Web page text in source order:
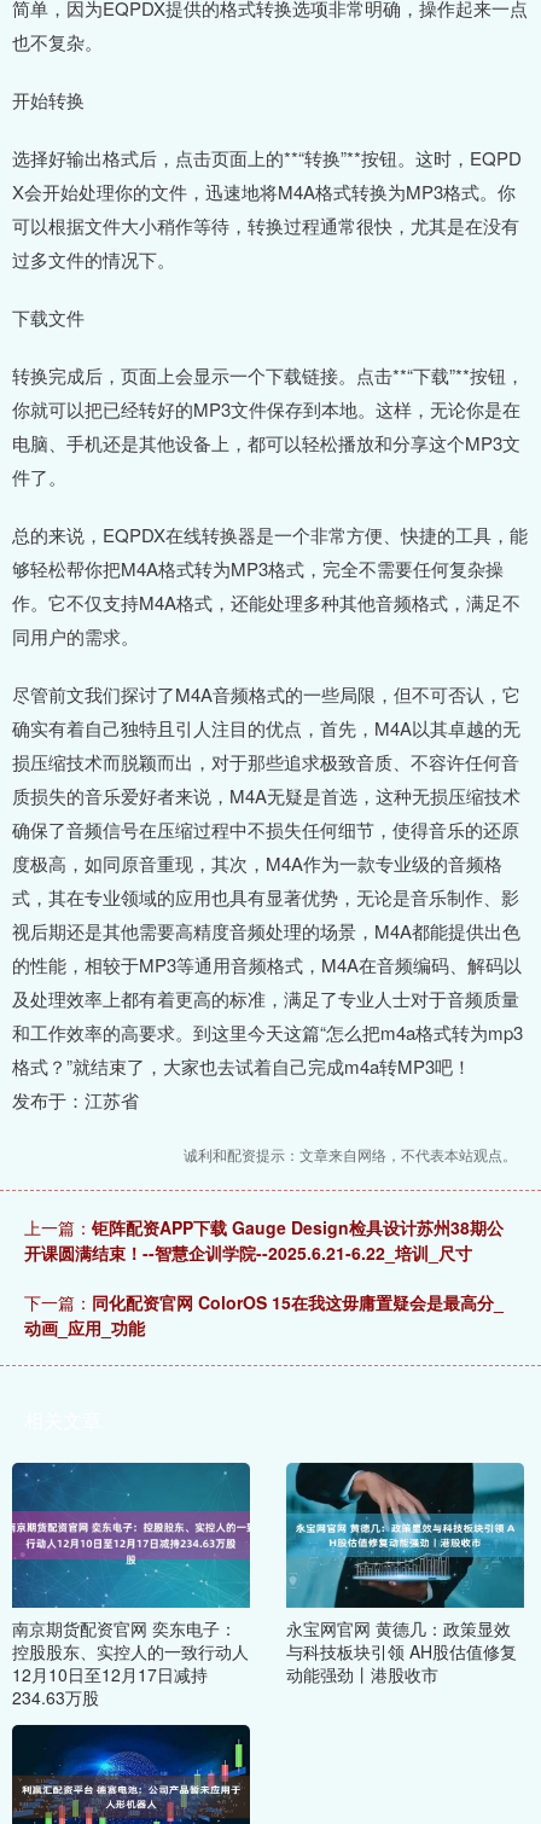
简单，因为EQPDX提供的格式转换选项非常明确，操作起来一点
也不复杂。
开始转换
选择好输出格式后，点击页面上的**“转换”**按钮。这时，EQPD
X会开始处理你的文件，迅速地将M4A格式转换为MP3格式。你
可以根据文件大小稍作等待，转换过程通常很快，尤其是在没有
过多文件的情况下。
下载文件
转换完成后，页面上会显示一个下载链接。点击**“下载”**按钮，
你就可以把已经转好的MP3文件保存到本地。这样，无论你是在
电脑、手机还是其他设备上，都可以轻松播放和分享这个MP3文
件了。
总的来说，EQPDX在线转换器是一个非常方便、快捷的工具，能
够轻松帮你把M4A格式转为MP3格式，完全不需要任何复杂操
作。它不仅支持M4A格式，还能处理多种其他音频格式，满足不
同用户的需求。
尽管前文我们探讨了M4A音频格式的一些局限，但不可否认，它
确实有着自己独特且引人注目的优点，首先，M4A以其卓越的无
损压缩技术而脱颖而出，对于那些追求极致音质、不容许任何音
质损失的音乐爱好者来说，M4A无疑是首选，这种无损压缩技术
确保了音频信号在压缩过程中不损失任何细节，使得音乐的还原
度极高，如同原音重现，其次，M4A作为一款专业级的音频格
式，其在专业领域的应用也具有显著优势，无论是音乐制作、影
视后期还是其他需要高精度音频处理的场景，M4A都能提供出色
的性能，相较于MP3等通用音频格式，M4A在音频编码、解码以
及处理效率上都有着更高的标准，满足了专业人士对于音频质量
和工作效率的高要求。到这里今天这篇“怎么把m4a格式转为mp3
格式？”就结束了，大家也去试着自己完成m4a转MP3吧！
发布于：江苏省
诚利和配资提示：文章来自网络，不代表本站观点。
上一篇： 钜阵配资APP下载 Gauge Design检具设计苏州38期公
开课圆满结束！--智慧企训学院--2025.6.21-6.22_培训_尺寸
下一篇： 同化配资官网 ColorOS 15在我这毋庸置疑会是最高分_
动画_应用_功能
南京期货配资官网 奕东电子：
控股股东、实控人的一致行动人
12月10日至12月17日减持
234.63万股
永宝网官网 黄德几：政策显效
与科技板块引领 AH股估值修复
动能强劲丨港股收市